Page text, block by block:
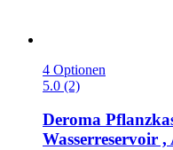
4 Optionen
5.0 (2)
Deroma
Wasserreservoir